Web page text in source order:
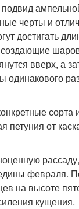
черты и
достигать
создающие
вверх, а
одинакового
сорта
петуния от
февраля.
на высоте
кущения.